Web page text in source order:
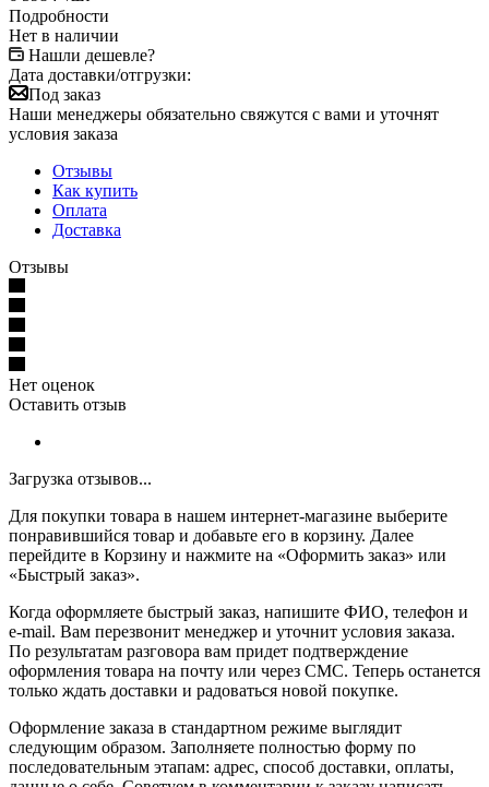
Подробности
Нет в наличии
Нашли дешевле?
Дата доставки/отгрузки:
Под заказ
Наши менеджеры обязательно свяжутся с вами и уточнят
условия заказа
Отзывы
Как купить
Оплата
Доставка
Отзывы
Нет оценок
Оставить отзыв
Загрузка отзывов...
Для покупки товара в нашем интернет-магазине выберите
понравившийся товар и добавьте его в корзину. Далее
перейдите в Корзину и нажмите на «Оформить заказ» или
«Быстрый заказ».
Когда оформляете быстрый заказ, напишите ФИО, телефон и
e-mail. Вам перезвонит менеджер и уточнит условия заказа.
По результатам разговора вам придет подтверждение
оформления товара на почту или через СМС. Теперь останется
только ждать доставки и радоваться новой покупке.
Оформление заказа в стандартном режиме выглядит
следующим образом. Заполняете полностью форму по
последовательным этапам: адрес, способ доставки, оплаты,